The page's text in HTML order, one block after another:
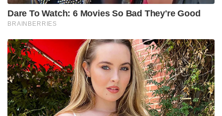
Dare To Watch: 6 Movies So Bad They're Good
BRAINBERRIES